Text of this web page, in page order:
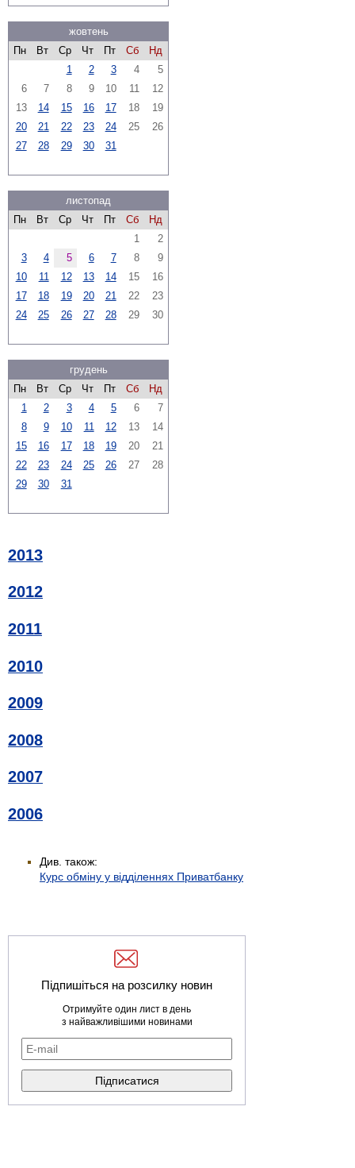
жовтень
Пн
Вт Ср Чт Пт Сб
Нд
1
2 3 4
5
6
7 8 9 10 11
12
13
14 15 16 17 18
19
20
21 22 23 24 25
26
27
28 29 30 31
листопад
Пн
Вт Ср Чт Пт Сб
Нд
1
2
3
4 5 6 7 8
9
10
11 12 13 14 15
16
17
18 19 20 21 22
23
24
25 26 27 28 29 30
грудень
Пн
Вт Ср Чт Пт Сб
Нд
1
2 3 4 5 6
7
8
9 10 11 12 13
14
15
16 17 18 19 20
21
22
23 24 25 26 27
28
29
30 31
2013
2012
2011
2010
2009
2008
2007
2006
Див. також:
Курс обміну у відділеннях Приватбанку
Підпишіться на розсилку новин
Отримуйте один лист в день
з найважливішими новинами